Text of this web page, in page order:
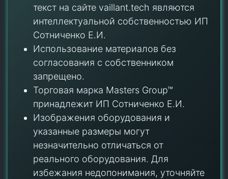
текст на сайте vaillant.tech являются
интеллектуальной собственностью ИП
Сотниченко Е.И.
Использование материалов без
согласования с собственником
запрещено.
Торговая марка Masters Group™
принадлежит ИП Сотниченко Е.И.
Изображения оборудования и
указанные размеры могут
незначительно отличаться от
реального оборудования. Для
избежания недопонимания, уточняйте